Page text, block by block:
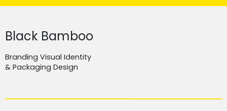
Black Bamboo
Branding Visual Identity
& Packaging Design